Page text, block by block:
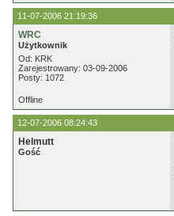
11-07-2006 21:19:36
WRC
Użytkownik
Od: KRK
Zarejestrowany: 03-09-2006
Posty: 1072
Offline
12-07-2006 08:24:43
Helmutt
Gość